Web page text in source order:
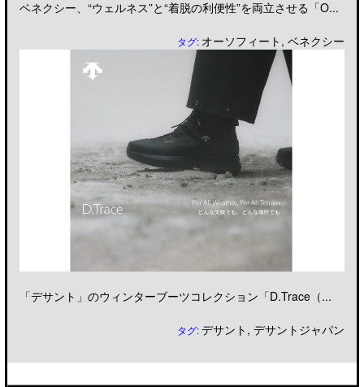
ベネクシー、“ウェルネス”と“着脱の利便性”を両立させる「O...
タグ: オーソフィート ,ベネクシー
「デサント」のウィンターブーツコレクション「D.Trace（...
タグ:デサント ,デサントジャパン